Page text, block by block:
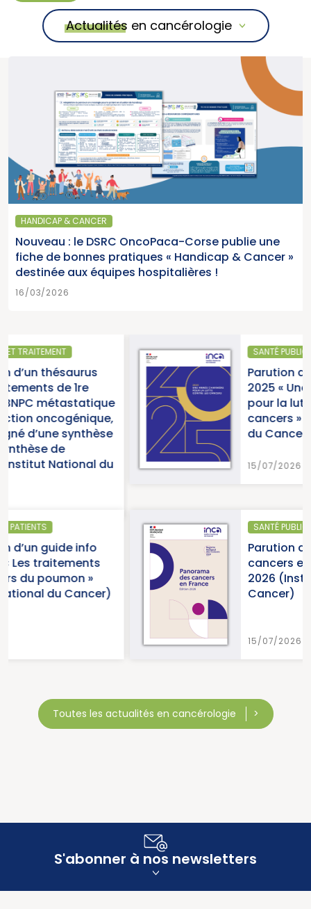
Actualités en cancérologie
HANDICAP & CANCER
Nouveau : le DSRC OncoPaca-Corse publie une
fiche de bonnes pratiques « Handicap & Cancer »
destinée aux équipes hospitalières !
16/03/2026
du
SANTÉ PUBLIQUE
Parution du rapport
2025 « Une année
pour la lutte contre les
cancers » (Institut
du Cancer)
15/07/2026
SANTÉ PUBLIQUE - ÉPIDÉMIOLOGIE
Parution du panorama
cancers en France, édition
2026 (Institut National du
Cancer)
15/07/2026
Toutes les actualités en cancérologie
S'abonner à nos newsletters